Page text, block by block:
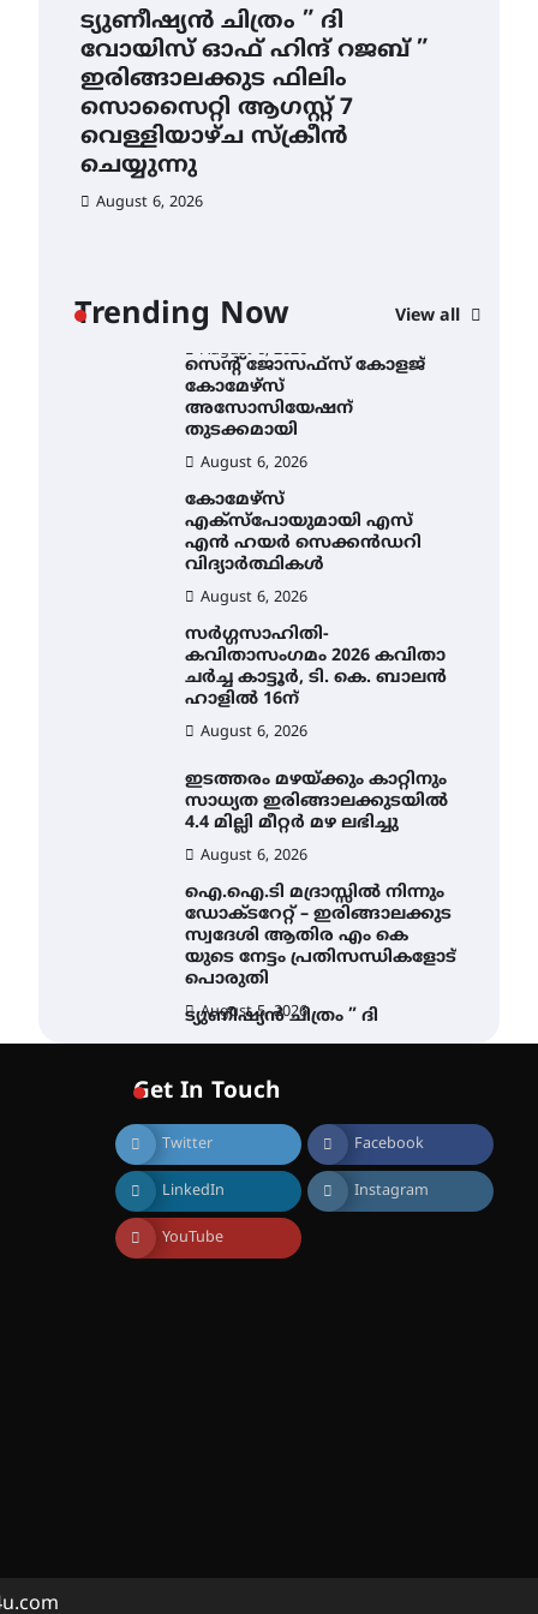
ട്യുണീഷ്യൻ ചിത്രം ” ദി
വോയിസ് ഓഫ് ഹിന്ദ് റജബ് ”
ഇരിങ്ങാലക്കുട ഫിലിം
സൊസൈറ്റി ആഗസ്റ്റ് 7
വെള്ളിയാഴ്ച സ്‌ക്രീൻ
ചെയ്യുന്നു
August 6, 2026
Trending Now View all
4.4 മില്ലി മീറ്റർ മഴ ലഭിച്ചു
August 6, 2026
ഐ.ഐ.ടി മദ്രാസ്സിൽ നിന്നും
ഡോക്ടറേറ്റ് – ഇരിങ്ങാലക്കുട
സ്വദേശി ആതിര എം കെ
യുടെ നേട്ടം പ്രതിസന്ധികളോട്
പൊരുതി
August 5, 2026
ട്യുണീഷ്യൻ ചിത്രം ” ദി
ചെയ്യുന്നു
August 6, 2026
സെന്റ് ജോസഫ്സ് കോളജ്
കോമേഴ്‌സ്
അസോസിയേഷന്
തുടക്കമായി
August 6, 2026
കോമേഴ്സ്
എക്സ്പോയുമായി എസ്
എൻ ഹയർ സെക്കൻഡറി
വിദ്യാർത്ഥികൾ
August 6, 2026
സർഗ്ഗസാഹിതി-
കവിതാസംഗമം 2026 കവിതാ
ചർച്ച കാട്ടൂർ, ടി. കെ. ബാലൻ
ഹാളിൽ 16ന്
August 6, 2026
ഇടത്തരം മഴയ്ക്കും കാറ്റിനും
സാധ്യത ഇരിങ്ങാലക്കുടയിൽ
4.4 മില്ലി മീറ്റർ മഴ ലഭിച്ചു
August 6, 2026
ഐ.ഐ.ടി മദ്രാസ്സിൽ നിന്നും
ഡോക്ടറേറ്റ് – ഇരിങ്ങാലക്കുട
സ്വദേശി ആതിര എം കെ
യുടെ നേട്ടം പ്രതിസന്ധികളോട്
പൊരുതി
August 5, 2026
ട്യുണീഷ്യൻ ചിത്രം ” ദി
സൊസൈറ്റി ആഗസ്റ്റ് 7
വെള്ളിയാഴ്ച സ്‌ക്രീൻ
ചെയ്യുന്നു
August 6, 2026
സെന്റ് ജോസഫ്സ് കോളജ്
കോമേഴ്‌സ്
അസോസിയേഷന്
തുടക്കമായി
Get In Touch
Twitter Facebook
LinkedIn Instagram
YouTube